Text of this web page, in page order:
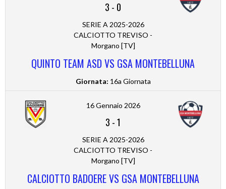
3 - 0
SERIE A 2025-2026
CALCIOTTO TREVISO -
Morgano [TV]
QUINTO TEAM ASD VS GSA MONTEBELLUNA
Giornata: 16a Giornata
16 Gennaio 2026
3 -1
SERIE A 2025-2026
CALCIOTTO TREVISO -
Morgano [TV]
CALCIOTTO BADOERE VS GSA MONTEBELLUNA